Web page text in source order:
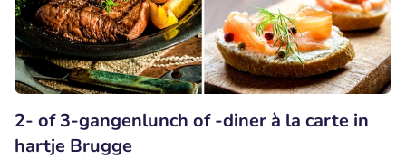
2- of 3-gangenlunch of -diner à la carte in
hartje Brugge